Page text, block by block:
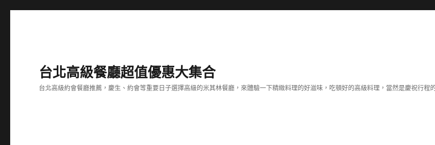
台北高級餐廳超值優惠大集合
台北高級約會餐廳推薦，慶生、約會等重要日子選擇高級的米其林餐廳，來體驗一下精緻料理的好滋味，吃頓好的高級料理，當然是慶祝行程